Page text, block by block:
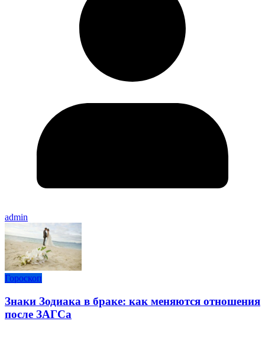
admin
Гороскоп
Знаки Зодиака в браке: как меняются отношения
после ЗАГСа